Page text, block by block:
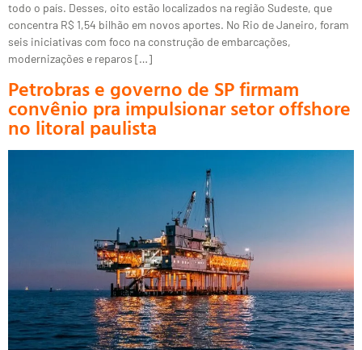
todo o país. Desses, oito estão localizados na região Sudeste, que
concentra R$ 1,54 bilhão em novos aportes. No Rio de Janeiro, foram
seis iniciativas com foco na construção de embarcações,
modernizações e reparos […]
Petrobras e governo de SP firmam
convênio pra impulsionar setor offshore
no litoral paulista